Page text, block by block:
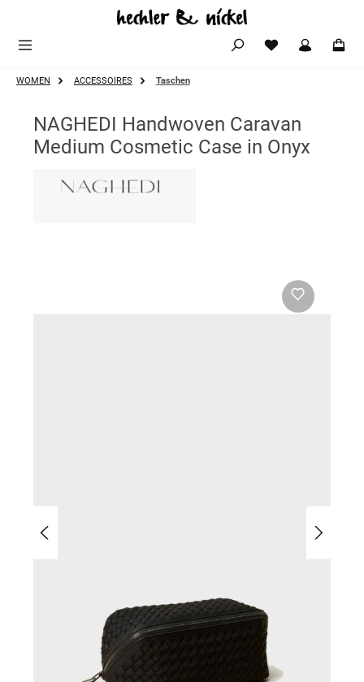
Zum Hauptinhalt springen
WOMEN ACCESSOIRES Taschen
NAGHEDI Handwoven Caravan
Medium Cosmetic Case in Onyx